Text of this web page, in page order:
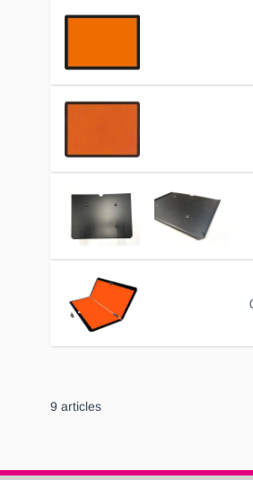
9 articles